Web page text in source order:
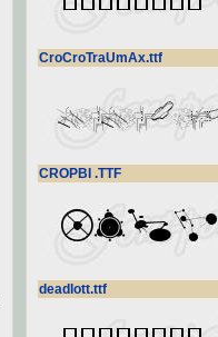
CroCroTraUmAx.ttf
CROPBI .TTF
deadlott.ttf